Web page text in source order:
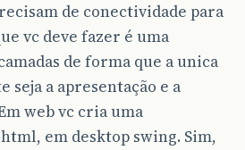
de conectividade para
vc deve fazer é uma
de forma que a unica
seja a apresentação e a
web vc cria uma
em desktop swing. Sim,